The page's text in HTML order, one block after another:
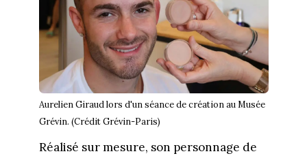
Aurelien Giraud lors d'un séance de création au Musée
Grévin. (Crédit Grévin-Paris)
Réalisé sur mesure, son personnage de